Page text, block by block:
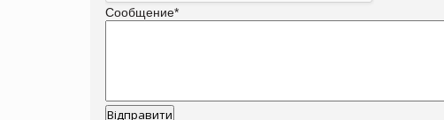
Сообщение*